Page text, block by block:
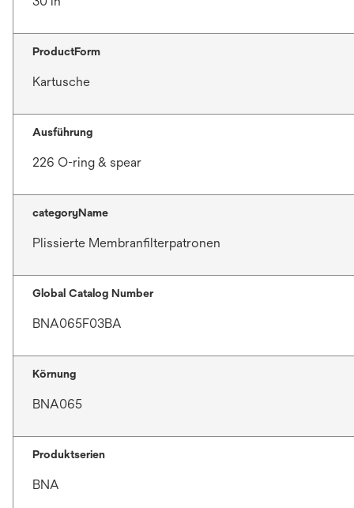
ProductForm
Kartusche
Ausführung
226 O-ring & spear
categoryName
Plissierte Membranfilterpatronen
Global Catalog Number
BNA065F03BA
Körnung
BNA065
Produktserien
BNA